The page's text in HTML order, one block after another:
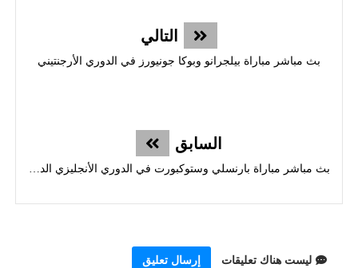
التالي
بث مباشر مباراة بيلجرانو وبوكا جونيورز في الدوري الأرجنتيني
السابق
بث مباشر مباراة بارنسلي وستوكبورت في الدوري الأنجليزي الدرجة الثانية
ليست هناك تعليقات إرسال تعليق